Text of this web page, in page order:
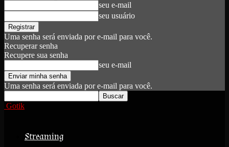
seu e-mail
seu usuário
Uma senha será enviada por e-mail para você.
Recuperar senha
Recupere sua senha
seu e-mail
Uma senha será enviada por e-mail para você.
Gotik
Streaming